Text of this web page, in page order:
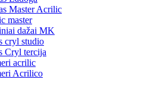
Master Acrilic
master
dažai MK
cryl studio
Cryl tercija
acrilic
Acrilico